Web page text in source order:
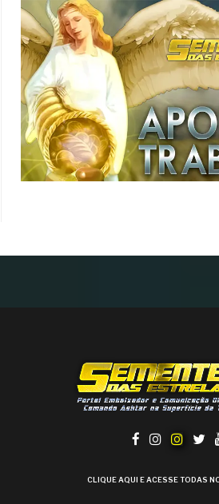
CLIQUE AQUI E ACESSE TODAS